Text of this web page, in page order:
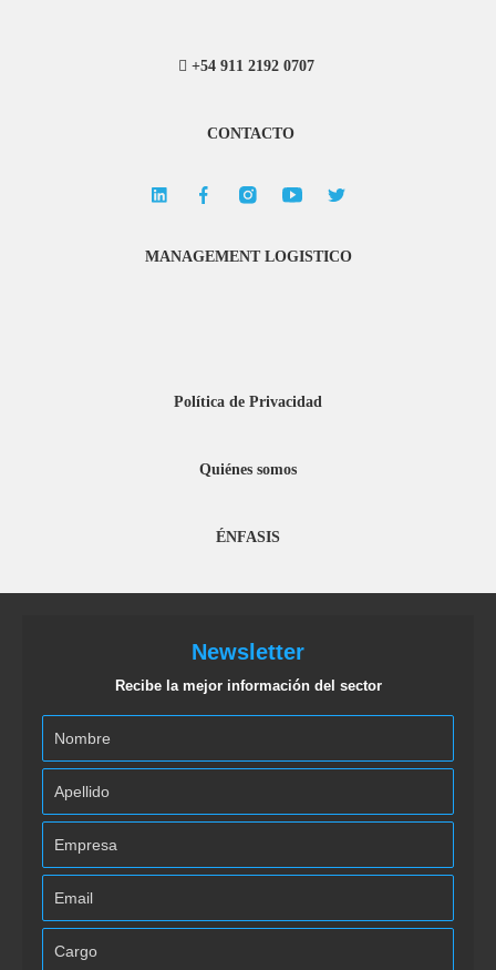
+54 911 2192 0707
CONTACTO
MANAGEMENT LOGISTICO
Política de Privacidad
Quiénes somos
ÉNFASIS
Newsletter
Recibe la mejor información del sector